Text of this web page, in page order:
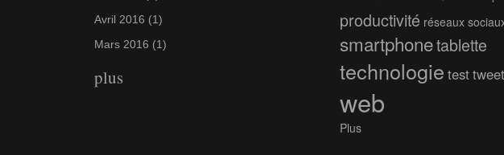
Avril 2016 (1)
Mars 2016 (1)
plus
productivité réseaux
smartphonetablette
technologie test
web
Plus